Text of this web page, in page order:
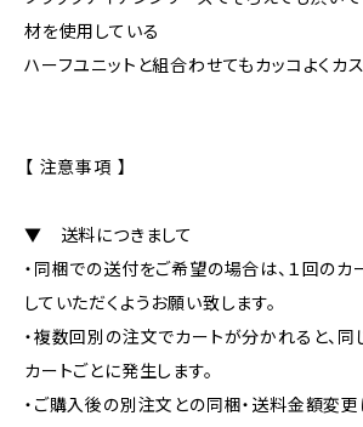
材を使用している
ハーフユニットと組合わせてもカッコよくカス
【 注意事項 】
▼ 送料につきまして
・同梱での送付をご希望の場合は、１回のカ
していただくようお願い致します。
・複数回別の注文でカートが分かれると、
カートごとに発生します。
・ご購入後の別注文との同梱・送料金額変